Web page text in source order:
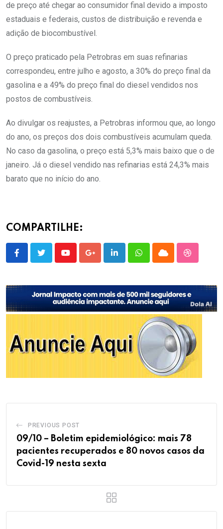
de preço até chegar ao consumidor final devido a imposto
estaduais e federais, custos de distribuição e revenda e
adição de biocombustível.
O preço praticado pela Petrobras em suas refinarias
correspondeu, entre julho e agosto, a 30% do preço final da
gasolina e a 49% do preço final do diesel vendidos nos
postos de combustíveis.
Ao divulgar os reajustes, a Petrobras informou que, ao longo
do ano, os preços dos dois combustíveis acumulam queda.
No caso da gasolina, o preço está 5,3% mais baixo que o de
janeiro. Já o diesel vendido nas refinarias está 24,3% mais
barato que no início do ano.
COMPARTILHE:
YoutubeGoogle+LinkedInWhatsappCloud
PREVIOUS POST
09/10 – Boletim epidemiológico: mais 78
pacientes recuperados e 80 novos casos da
Covid-19 nesta sexta